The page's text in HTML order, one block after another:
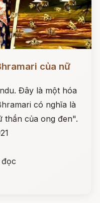
của nữ
Đây là một hóa
có nghĩa là
của ong đen".